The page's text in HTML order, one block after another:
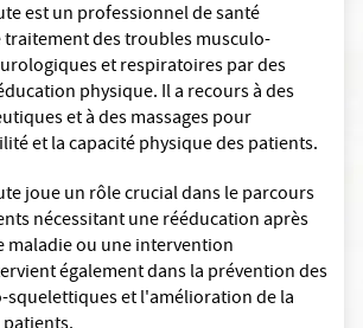
est un professionnel de santé
traitement des troubles musculo-
et respiratoires par des
physique. Il a recours à des
et à des massages pour
et la capacité physique des patients.
joue un rôle crucial dans le parcours
nécessitant une rééducation après
maladie ou une intervention
également dans la prévention des
et l'amélioration de la